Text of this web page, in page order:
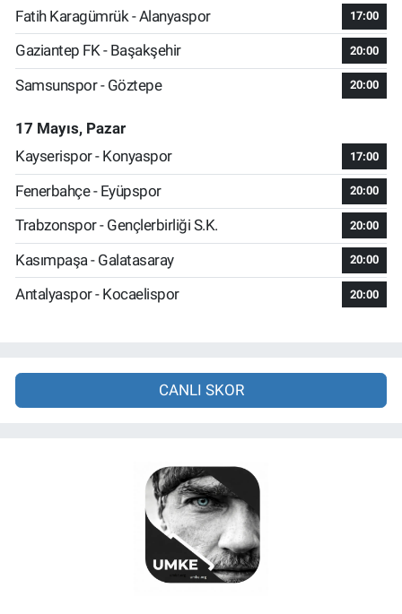
Fatih Karagümrük - Alanyaspor
17:00
Gaziantep FK - Başakşehir 20:00
Samsunspor - Göztepe 20:00
17 Mayıs, Pazar
Kayserispor - Konyaspor
17:00
Fenerbahçe - Eyüpspor 20:00
Trabzonspor - Gençlerbirliği S.K. 20:00
Kasımpaşa - Galatasaray 20:00
Antalyaspor - Kocaelispor 20:00
CANLI SKOR